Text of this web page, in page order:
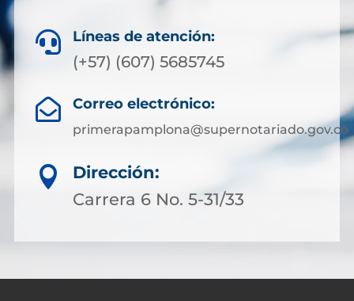
 Líneas de atención:
(+57) (607) 5685745
 Correo electrónico:
primerapamplona@supernotariado.gov.co

Dirección:
Carrera 6 No. 5-31/33